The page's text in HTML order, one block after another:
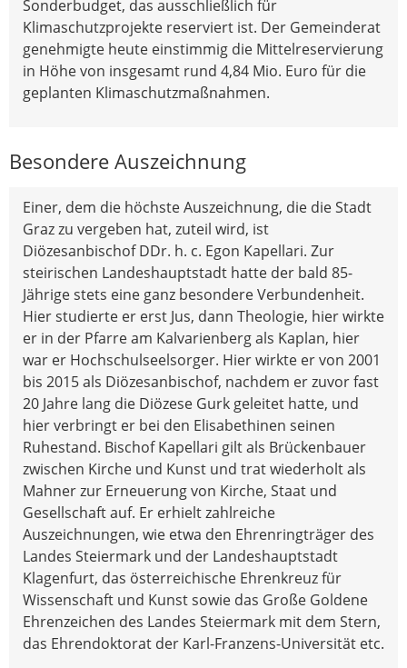
Sonderbudget, das ausschließlich für
Klimaschutzprojekte reserviert ist. Der Gemeinderat
genehmigte heute einstimmig die Mittelreservierung
in Höhe von insgesamt rund 4,84 Mio. Euro für die
geplanten Klimaschutzmaßnahmen.
Besondere Auszeichnung
Einer, dem die höchste Auszeichnung, die die Stadt
Graz zu vergeben hat, zuteil wird, ist
Diözesanbischof DDr. h. c. Egon Kapellari. Zur
steirischen Landeshauptstadt hatte der bald 85-
Jährige stets eine ganz besondere Verbundenheit.
Hier studierte er erst Jus, dann Theologie, hier wirkte
er in der Pfarre am Kalvarienberg als Kaplan, hier
war er Hochschulseelsorger. Hier wirkte er von 2001
bis 2015 als Diözesanbischof, nachdem er zuvor fast
20 Jahre lang die Diözese Gurk geleitet hatte, und
hier verbringt er bei den Elisabethinen seinen
Ruhestand. Bischof Kapellari gilt als Brückenbauer
zwischen Kirche und Kunst und trat wiederholt als
Mahner zur Erneuerung von Kirche, Staat und
Gesellschaft auf. Er erhielt zahlreiche
Auszeichnungen, wie etwa den Ehrenringträger des
Landes Steiermark und der Landeshauptstadt
Klagenfurt, das österreichische Ehrenkreuz für
Wissenschaft und Kunst sowie das Große Goldene
Ehrenzeichen des Landes Steiermark mit dem Stern,
das Ehrendoktorat der Karl-Franzens-Universität etc.